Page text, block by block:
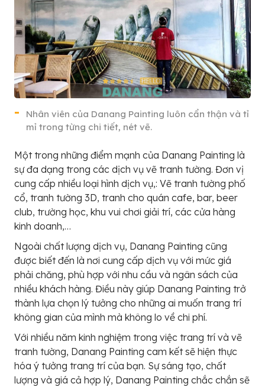
Nhân viên của Danang Painting luôn cẩn thận và tỉ
mỉ trong từng chi tiết, nét vẽ.
Một trong những điểm mạnh của Danang Painting là
sự đa dạng trong các dịch vụ vẽ tranh tường. Đơn vị
cung cấp nhiều loại hình dịch vụ,: Vẽ tranh tường phố
cổ, tranh tường 3D, tranh cho quán cafe, bar, beer
club, trường học, khu vui chơi giải trí, các cửa hàng
kinh doanh,…
Ngoài chất lượng dịch vụ, Danang Painting cũng
được biết đến là nơi cung cấp dịch vụ với mức giá
phải chăng, phù hợp với nhu cầu và ngân sách của
nhiều khách hàng. Điều này giúp Danang Painting trở
thành lựa chọn lý tưởng cho những ai muốn trang trí
không gian của mình mà không lo về chi phí.
Với nhiều năm kinh nghiệm trong việc trang trí và vẽ
tranh tường, Danang Painting cam kết sẽ hiện thực
hóa ý tưởng trang trí của bạn. Sự sáng tạo, chất
lượng và giá cả hợp lý, Danang Painting chắc chắn sẽ